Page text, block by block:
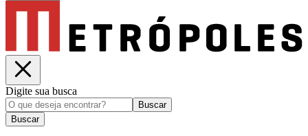
Digite sua busca
Buscar
Buscar